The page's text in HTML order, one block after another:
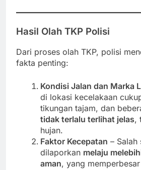
Hasil Olah TKP Polisi
Dari proses olah TKP, polisi
fakta penting:
Kondisi Jalan dan Marka
di lokasi kecelakaan
tikungan tajam, dan
tidak terlalu terlihat jelas,
hujan.
Faktor Kecepatan – Salah
dilaporkan melaju
aman, yang